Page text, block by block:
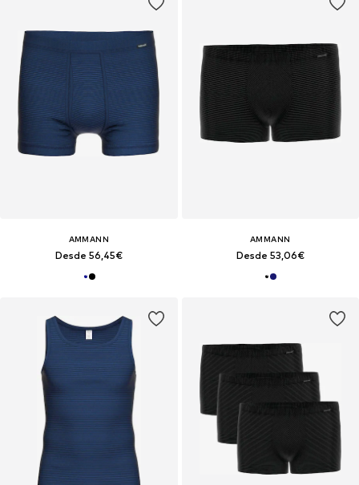
AMMANN
Desde 56,45€
AMMANN
Desde 53,06€